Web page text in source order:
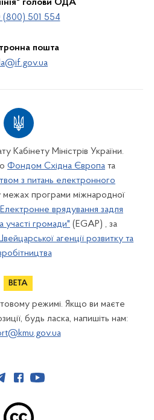
голови ОДА
(800) 501 554
пошта
Кабінету Міністрів України.
Фондом Східна Європа та
з питань електронного
межах програми міжнародної
врядування задля
участі громади" (EGAP) , за
агенції розвитку та
режимі. Якщо ви маєте
будь ласка, напишіть нам: